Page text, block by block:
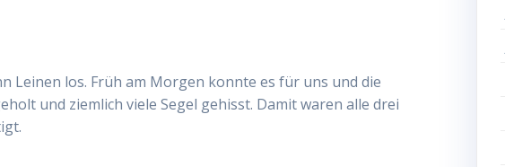
Leinen los. Früh am Morgen konnte es für uns und die
und ziemlich viele Segel gehisst. Damit waren alle drei